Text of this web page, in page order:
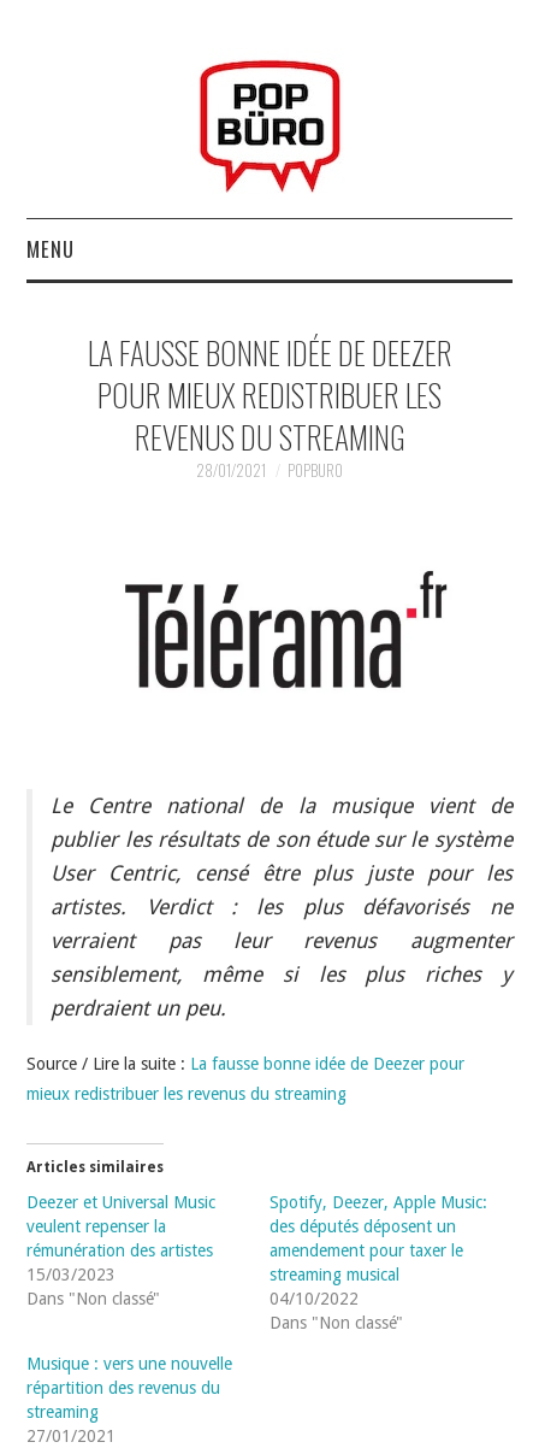
MENU
MUSIQUESACTUELLES.NET
GABBA GABBA HEY !
LA FAUSSE BONNE IDÉE DE DEEZER
POUR MIEUX REDISTRIBUER LES
REVENUS DU STREAMING
28/01/2021 POPBURO
Le Centre national de la musique vient de
publier les résultats de son étude sur le système
User Centric, censé être plus juste pour les
artistes. Verdict : les plus défavorisés ne
verraient pas leur revenus augmenter
sensiblement, même si les plus riches y
perdraient un peu.
Source / Lire la suite : La fausse bonne idée de Deezer pour
mieux redistribuer les revenus du streaming
Articles similaires
Deezer et Universal Music
veulent repenser la
rémunération des artistes
15/03/2023
Dans "Non classé"
Spotify, Deezer, Apple Music:
des députés déposent un
amendement pour taxer le
streaming musical
04/10/2022
Dans "Non classé"
Musique : vers une nouvelle
répartition des revenus du
streaming
27/01/2021